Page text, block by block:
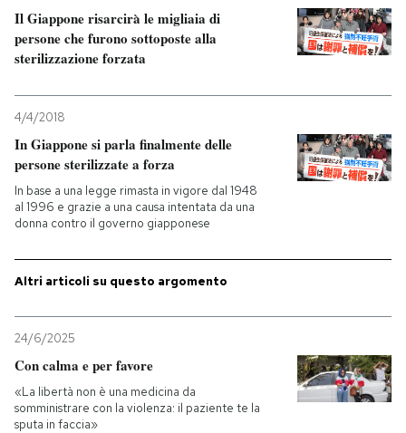
NEWSLETTER
I MIEI PREFERITI
SHOP
CALENDARIO
Entra
Il Giappone risarcirà le migliaia di
persone che furono sottoposte alla
sterilizzazione forzata
4/4/2018
In Giappone si parla finalmente delle
persone sterilizzate a forza
In base a una legge rimasta in vigore dal 1948
al 1996 e grazie a una causa intentata da una
donna contro il governo giapponese
Altri articoli su questo argomento
24/6/2025
Con calma e per favore
«La libertà non è una medicina da
somministrare con la violenza: il paziente te la
sputa in faccia»